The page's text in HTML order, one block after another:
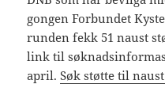
gongen Forbundet
runden fekk 51 naust
link til
april.Søk støtte til